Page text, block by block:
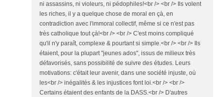
ni assassins, ni violeurs, ni pédophiles!<br /> <br /> Ils volent
les riches, il y a quelque chose de moral en çà, en
contradiction avec l'immoral collectif, même si ce n'est pas
très catholique tout çà!<br /> <br /> C'est moins compliqué
qu'il n'y paraît, complexe & pourtant si simple.<br /> <br /> Ils
étaient, pour la plupart "jeunes ados", issus de milieux très
défavorisés, sans possibilité de suivre des études. Leurs
motivations: c'était leur avenir, dans une société injuste, où
les<br /> inégalités & les injustices font loi.<br /> <br />
Certains étaient des enfants de la DASS.<br /> D'autres